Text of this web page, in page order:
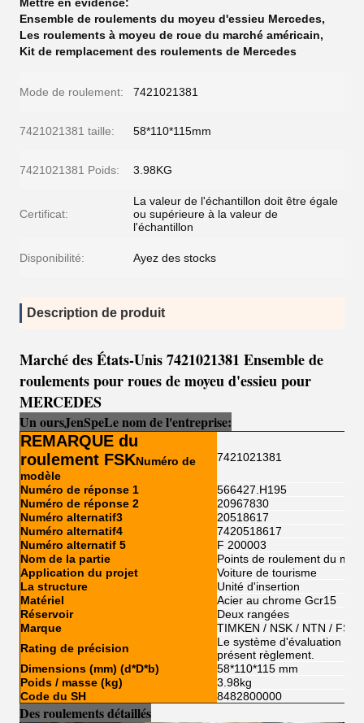
Ensemble de roulements du moyeu d'essieu Mercedes,
Les roulements à moyeu de roue du marché américain,
Kit de remplacement des roulements de Mercedes
Mode de roulement: 7421021381
7421021381 taille: 58*110*115mm
7421021381 Poids: 3.98KG
Certificat:
La valeur de l'échantillon doit être égale
ou supérieure à la valeur de
l'échantillon
Disponibilité: Ayez des stocks
Description de produit
Marché des États-Unis 7421021381 Ensemble de
roulements pour roues de moyeu d'essieu pour
MERCEDES
Un oursJenSpeLe nom de l'entreprise:
REMARQUE du
roulement FSKNuméro de
modèle
7421021381
Numéro de réponse 1
566427.H195
Numéro de réponse 2
20967830
Numéro alternatif3
20518617
Numéro alternatif4
7420518617
Numéro alternatif 5
F 200003
Nom de la partie
Points de roulement du
Application du projet
Voiture de tourisme
La structure
Unité d'insertion
Matériel
Acier au chrome Gcr15
Réservoir
Deux rangées
Marque
TIMKEN / NSK / NTN /
Rating de précision
Le système d'évaluation de
présent règlement.
Dimensions (mm) (d*D*b)
58*110*115 mm
Poids / masse (kg)
3.98kg
Code du SH
8482800000
Des roulements détaillés